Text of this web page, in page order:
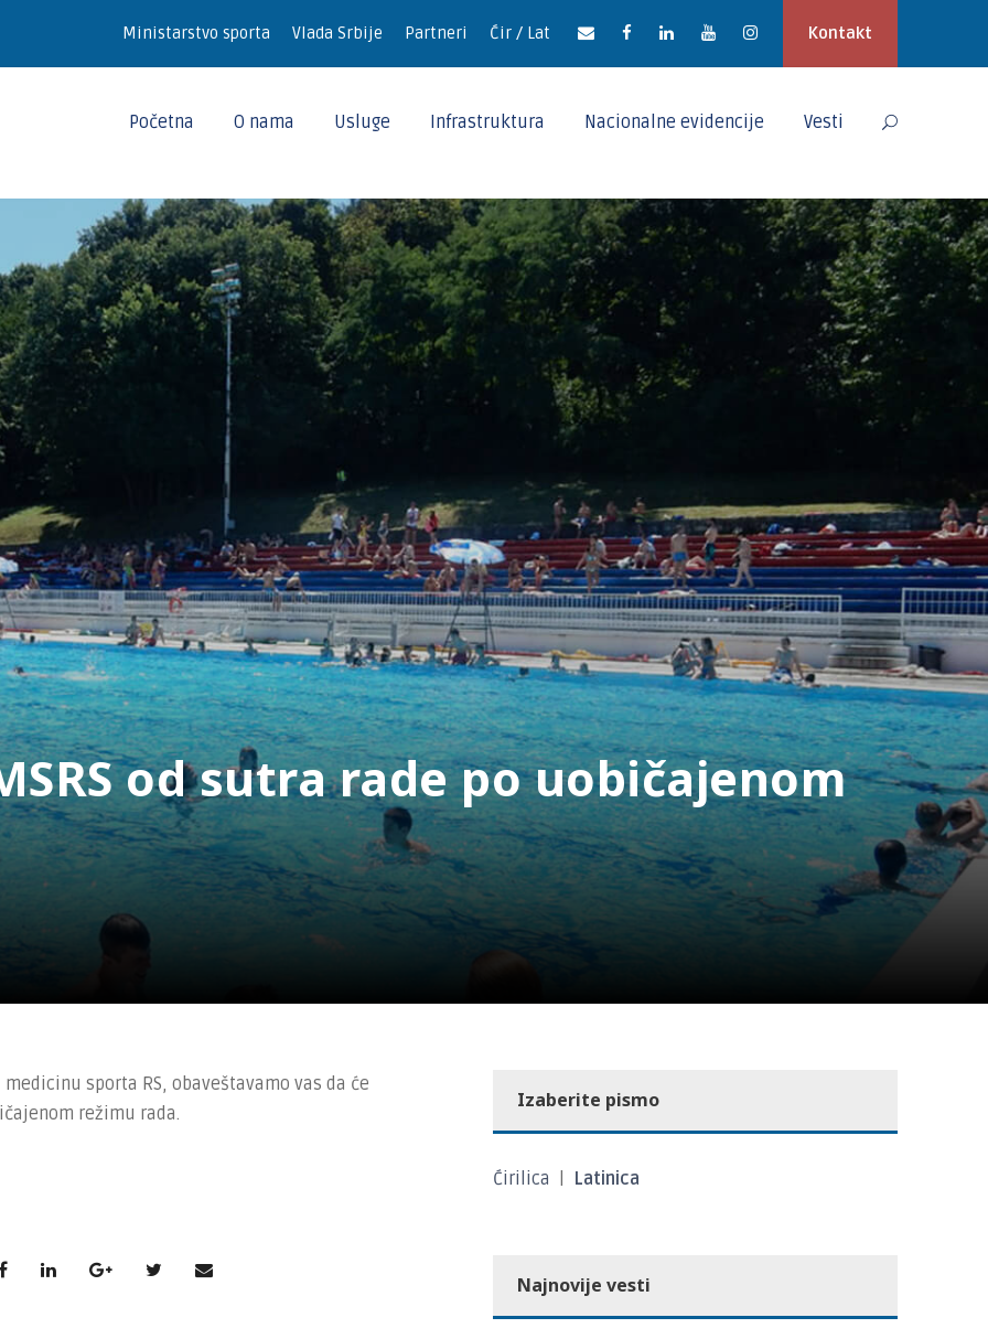
Ministarstvo sporta Vlada Srbije Partneri Ćir / Lat Kontakt
Početna O nama Usluge Infrastruktura Nacionalne evidencije Vesti
od sutra rade po uobičajenom
sporta RS, obaveštavamo vas da će
režimu rada.
Izaberite pismo
Ćirilica Latinica
Najnovije vesti